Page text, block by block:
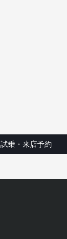
試乗・来店予約